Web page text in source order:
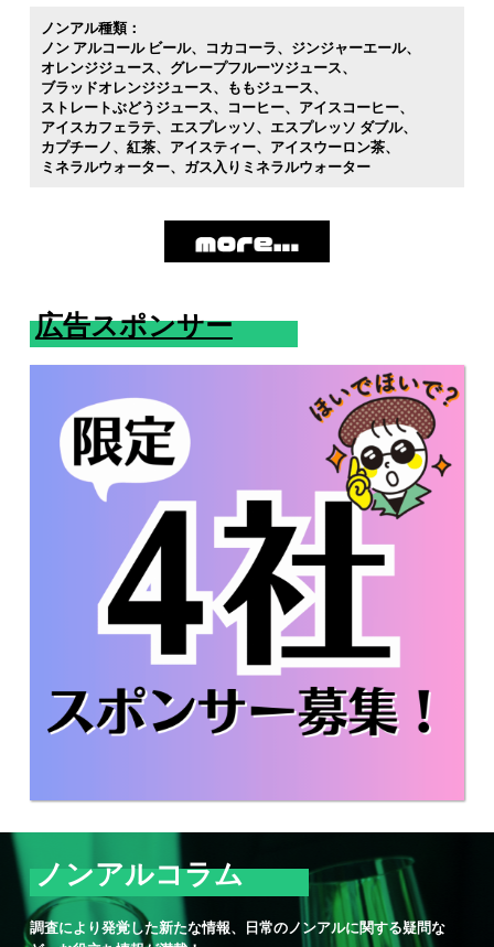
ノンアル種類：
ノン アルコール ビール
コカコーラ
ジンジャーエール
オレンジジュース
グレープフルーツジュース
ブラッドオレンジジュース
ももジュース
ストレートぶどうジュース
コーヒー
アイスコーヒー
アイスカフェラテ
エスプレッソ
エスプレッソ ダブル
カプチーノ
紅茶 アイスティー
アイスウーロン茶
ミネラルウォーター
ガス入りミネラルウォーター
広告スポンサー
ノンアルコラム
調査により発覚した新たな情報、日常のノンアルに関する疑問な